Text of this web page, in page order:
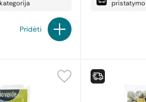
Pridėti